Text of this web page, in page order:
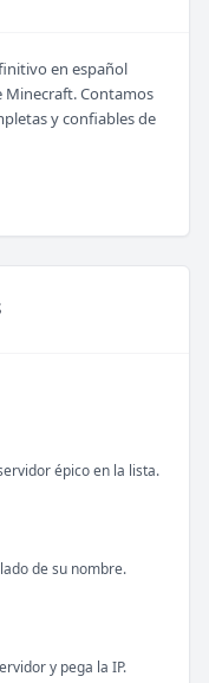
en español
Minecraft. Contamos
y confiables de
épico en la lista.
de su nombre.
y pega la IP.